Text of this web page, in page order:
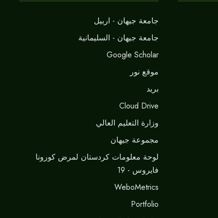
جامعة جيهان - اربيل
جامعة جيهان - السليمانية
Google Scholar
موقع نور
برید
Cloud Drive
وزارة التعليم العالي
مجموعة جيهان
لوحة معلومات كردستان لمرض كورونا
فايروس - 19
WeboMetrics
Portfolio